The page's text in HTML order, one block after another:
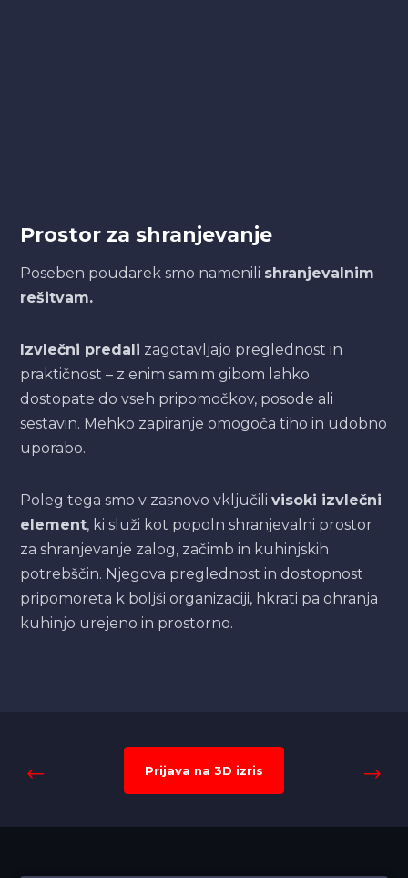
Prostor za shranjevanje
Poseben poudarek smo namenili shranjevalnim
rešitvam.
Izvlečni predali zagotavljajo preglednost in
praktičnost – z enim samim gibom lahko
dostopate do vseh pripomočkov, posode ali
sestavin. Mehko zapiranje omogoča tiho in udobno
uporabo.
Poleg tega smo v zasnovo vključilivisoki izvlečni
element, ki služi kot popoln shranjevalni prostor
za shranjevanje zalog, začimb in kuhinjskih
potrebščin. Njegova preglednost in dostopnost
pripomoreta k boljši organizaciji, hkrati pa ohranja
kuhinjo urejeno in prostorno.
Prijava na 3D izris